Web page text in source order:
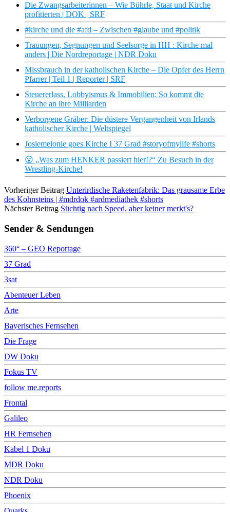
Die Zwangsarbeiterinnen – Wie Bührle, Staat und Kirche
profitierten | DOK | SRF
#kirche und die #afd – Zwischen #glaube und #politik
Trauungen, Segnungen und Seelsorge in HH : Kirche mal
anders | Die Nordreportage | NDR Doku
Missbrauch in der katholischen Kirche – Die Opfer des Herrn
Pfarrer | Teil 1 | Reporter | SRF
Steuererlass, Lobbyismus & Immobilien: So kommt die
Kirche an ihre Milliarden
Verborgene Gräber: Die düstere Vergangenheit von Irlands
katholischer Kirche | Weltspiegel
Josiemelonie goes Kirche I 37 Grad #storyofmylife #shorts
😮 „Was zum HENKER passiert hier!?“ Zu Besuch in der
Wrestling-Kirche!
Vorheriger Beitrag Unterirdische Raketenfabrik: Das grausame Erbe
des Kohnsteins | #mdrdok #ardmediathek #shorts
Nächster Beitrag Süchtig nach Speed, aber keiner merkt's?
Sender & Sendungen
360° – GEO Reportage
37 Grad
3sat
Abenteuer Leben
Arte
Bayerisches Fernsehen
Die Frage
DW Doku
Fokus TV
follow me.reports
Frontal
Galileo
HR Fernsehen
Kabel 1 Doku
MDR Doku
NDR Doku
Phoenix